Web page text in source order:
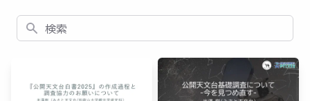
検索